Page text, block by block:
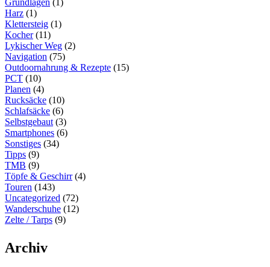
Harz (1)
Klettersteig (1)
Kocher(11)
Lykischer Weg (2)
Navigation (75)
Outdoornahrung & Rezepte (15)
PCT (10)
Planen (4)
Rucksäcke (10)
Schlafsäcke (6)
Selbstgebaut (3)
Smartphones (6)
Sonstiges (34)
Tipps (9)
TMB (9)
Töpfe & Geschirr(4)
Touren (143)
Uncategorized (72)
Wanderschuhe (12)
Zelte / Tarps (9)
Archiv